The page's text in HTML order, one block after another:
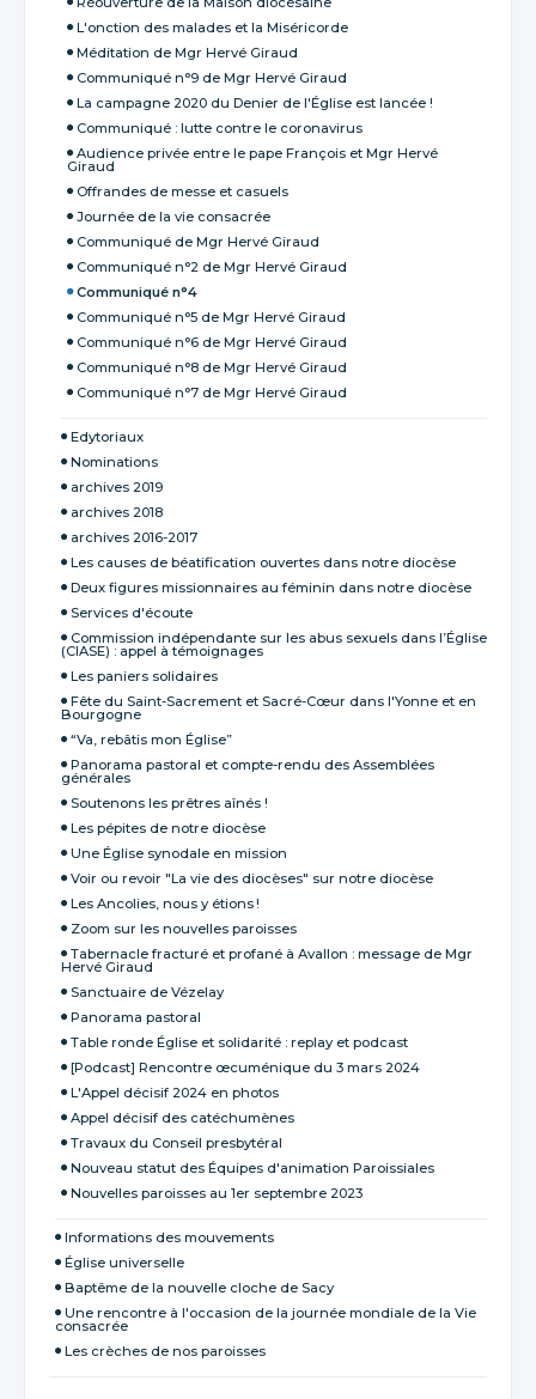
L'onction des malades et la Miséricorde
Méditation de Mgr Hervé Giraud
Communiqué n°9 de Mgr Hervé Giraud
La campagne 2020 du Denier de l'Église est lancée !
Communiqué : lutte contre le coronavirus
Audience privée entre le pape François et Mgr Hervé
Giraud
Offrandes de messe et casuels
Journée de la vie consacrée
Communiqué de Mgr Hervé Giraud
Communiqué n°2 de Mgr Hervé Giraud
Communiqué n°4
Communiqué n°5 de Mgr Hervé Giraud
Communiqué n°6 de Mgr Hervé Giraud
Communiqué n°8 de Mgr Hervé Giraud
Communiqué n°7 de Mgr Hervé Giraud
Edytoriaux
Nominations
archives 2019
archives 2018
archives 2016-2017
Les causes de béatification ouvertes dans notre diocèse
Deux figures missionnaires au féminin dans notre diocèse
Services d'écoute
Commission indépendante sur les abus sexuels dans l’Église
(CIASE) : appel à témoignages
Les paniers solidaires
Fête du Saint-Sacrement et Sacré-Cœur dans l'Yonne et en
Bourgogne
“Va, rebâtis mon Église”
Panorama pastoral et compte-rendu des Assemblées
générales
Soutenons les prêtres aînés !
Les pépites de notre diocèse
Une Église synodale en mission
Voir ou revoir "La vie des diocèses" sur notre diocèse
Les Ancolies, nous y étions !
Zoom sur les nouvelles paroisses
Tabernacle fracturé et profané à Avallon : message de Mgr
Hervé Giraud
Sanctuaire de Vézelay
Panorama pastoral
Table ronde Église et solidarité : replay et podcast
[Podcast] Rencontre œcuménique du 3 mars 2024
L'Appel décisif 2024 en photos
Appel décisif des catéchumènes
Travaux du Conseil presbytéral
Nouveau statut des Équipes d'animation Paroissiales
Nouvelles paroisses au 1er septembre 2023
Informations des mouvements
Église universelle
Baptême de la nouvelle cloche de Sacy
Une rencontre à l'occasion de la journée mondiale de la Vie
consacrée
Les crèches de nos paroisses